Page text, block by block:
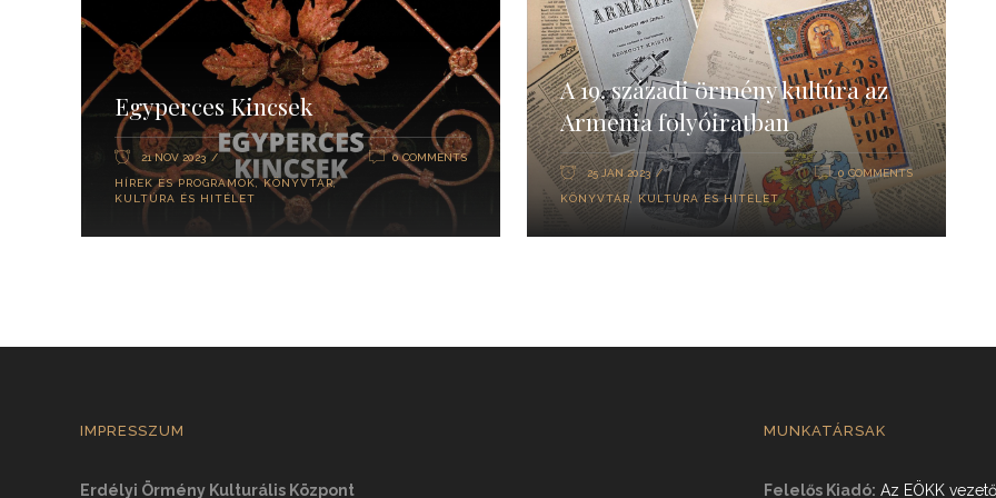
Egyperces Kincsek
21 NOV 2023
HÍREK ÉS PROGRAMOK,KÖNYVTÁR,
KULTÚRA ÉS HITÉLET
0 COMMENTS
A 19. századi örmény kultúra az
Armenia folyóiratban
25 JAN 2023
KÖNYVTÁR, KULTÚRA ÉS HITÉLET
0 COMMENTS
IMPRESSZUM
Erdélyi Örmény Kulturális Központ
MUNKATÁRSAK
Felelős Kiadó: Az EÖKK